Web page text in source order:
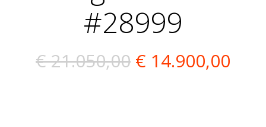
#28999
€21.050,00 € 14.900,00